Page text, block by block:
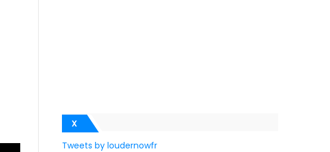
X
Tweets by loudernowfr